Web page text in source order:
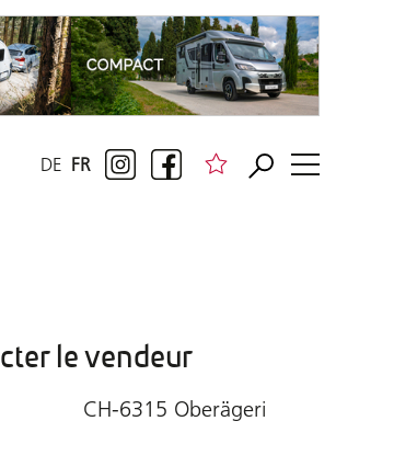
FR
DE
le vendeur
CH-6315 Oberägeri